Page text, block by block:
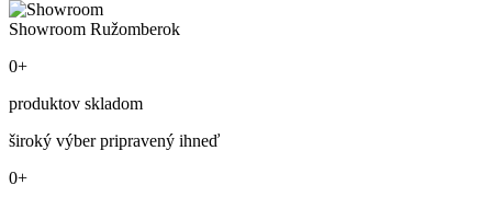
Showroom Ružomberok
0+
produktov skladom
široký výber pripravený ihneď
0+